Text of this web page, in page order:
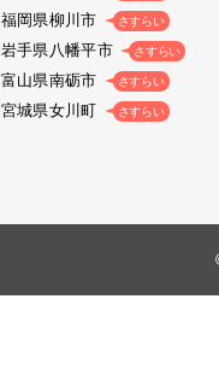
福岡県柳川市 さすらい
岩手県八幡平市 さすらい
富山県南砺市 さすらい
宮城県女川町 さすらい